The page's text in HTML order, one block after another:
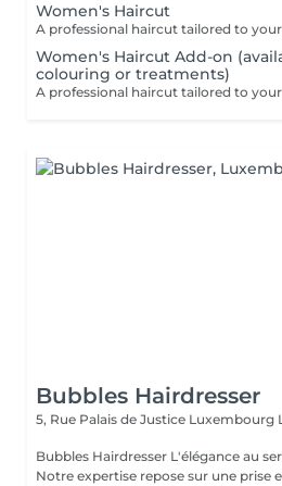
Women's Haircut
Women's Haircut Add-on
colouring or treatments)
Bubbles Hairdresser
5, Rue Palais de Justice Luxembourg
Bubbles Hairdresser L'élégance au service de votre beauté
Notre expertise repose sur une prise